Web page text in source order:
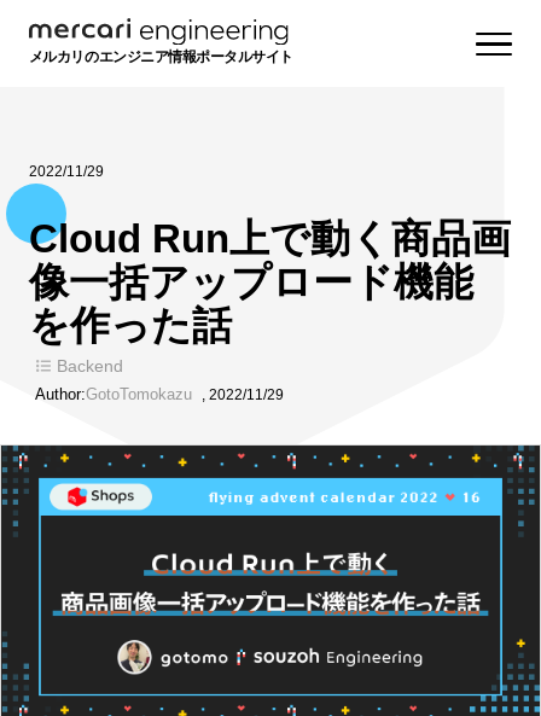
メルカリのエンジニア情報ポータルサイト
2022/11/29
Cloud Run上で動く商品画
像一括アップロード機能
を作った話
Backend
Author:GotoTomokazu , 2022/11/29